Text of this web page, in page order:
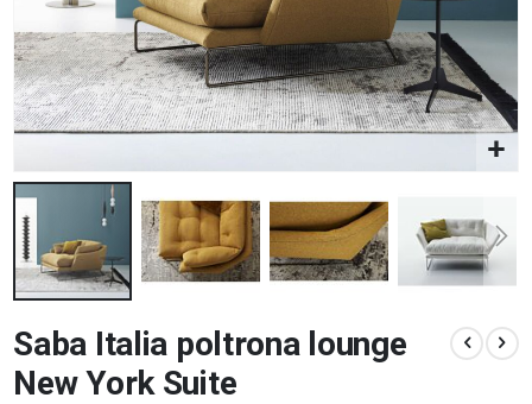
all'inizio
della
galleria
Saba Italia poltrona lounge
New York Suite